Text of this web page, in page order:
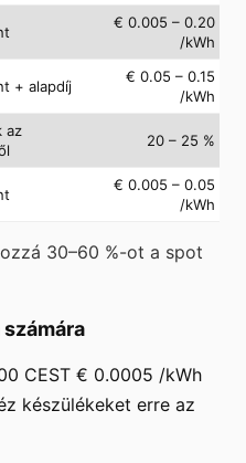
€ 0.005 – 0.20
/kWh
+ alapdíj
€ 0.05 – 0.15
/kWh
az
20 – 25 %
€ 0.005 – 0.05
/kWh
30–60 %-ot a spot
CEST € 0.0005 /kWh
készülékeket erre az